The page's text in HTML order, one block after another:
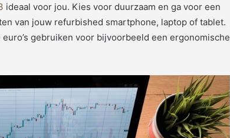
ideaal voor jou. Kies voor duurzaam en ga voor een
van jouw refurbished smartphone, laptop of tablet.
gebruiken voor bijvoorbeeld een ergonomische